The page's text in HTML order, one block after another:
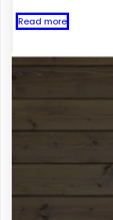
Read more